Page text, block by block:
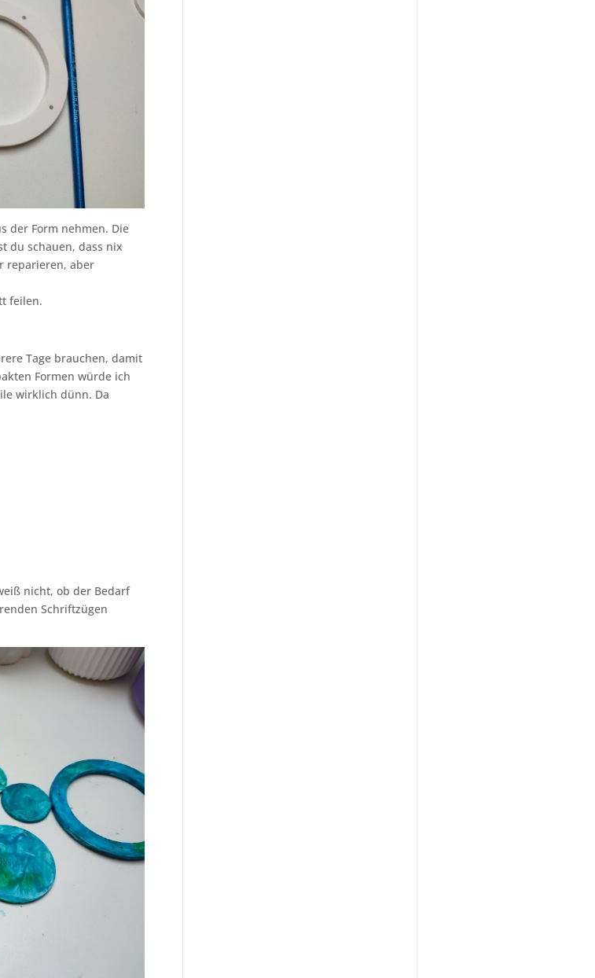
der Form nehmen. Die
du schauen, dass nix
reparieren, aber
feilen.
Tage brauchen, damit
Formen würde ich
wirklich dünn. Da
nicht, ob der Bedarf
Schriftzügen